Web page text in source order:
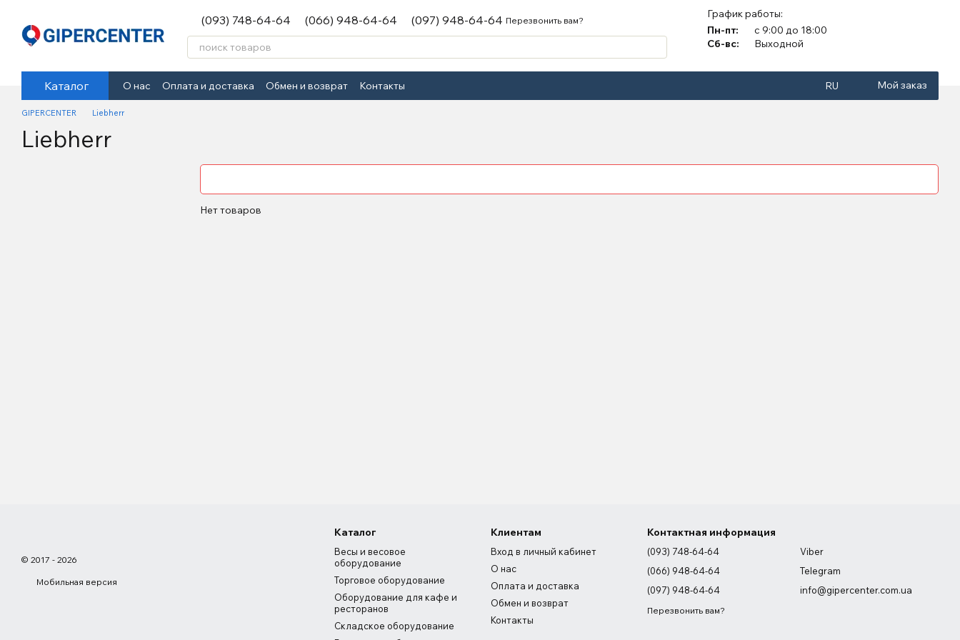
(093) 748-64-64 (066) 948-64-64 (097) 948-64-64 Перезвонить вам?
График работы:
Пн-пт:
с 9:00 до 18:00
Сб-вс:
Выходной
Каталог О нас Оплата и доставка Обмен и возврат Контакты RU Мой заказ
GIPERCENTER Liebherr
Liebherr
Нет товаров
© 2017 - 2026
Мобильная версия
Каталог
Весы и весовое
оборудование
Торговое оборудование
Оборудование для кафе и
ресторанов
Складское оборудование
Клиентам
Вход в личный кабинет
О нас
Оплата и доставка
Обмен и возврат
Контакты
Контактная информация
(093) 748-64-64
(066) 948-64-64
(097) 948-64-64
Перезвонить вам?
Viber
Telegram
info@gipercenter.com.ua